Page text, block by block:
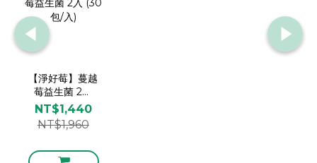
【淨好莓】蔓越
莓益生菌 2入
(30包/入)
NT$1,440
NT$1,960